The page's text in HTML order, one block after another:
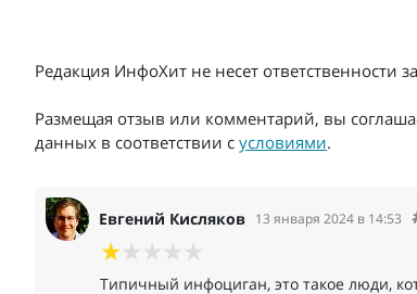
Редакция ИнфоХит не несет ответственности
Размещая отзыв или комментарий, вы
данных в соответствии с условиями.
Евгений Кисляков 13 января 2024 в 14:53
Типичный инфоциган, это такое люди,